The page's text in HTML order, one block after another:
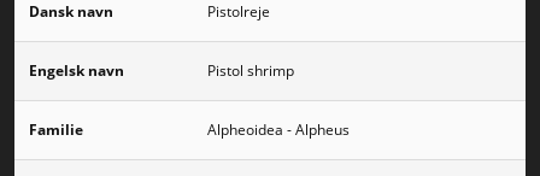
Dansk navn Pistolreje
Engelsk navn Pistol shrimp
Familie Alpheoidea - Alpheus